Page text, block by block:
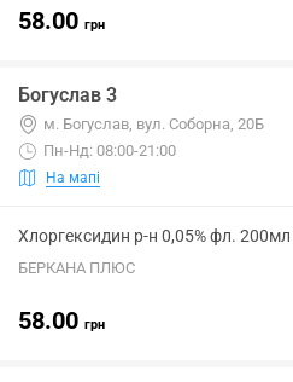
58.00 грн
Богуслав 3
м. Богуслав, вул. Соборна, 20Б
Пн-Нд: 08:00-21:00
На мапі
Хлоргексидин р-н 0,05% фл.
БЕРКАНА ПЛЮС
58.00 грн